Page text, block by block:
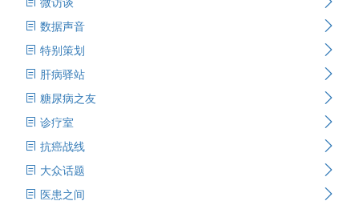
数据声音
特别策划
肝病驿站
糖尿病之友
诊疗室
抗癌战线
大众话题
医患之间